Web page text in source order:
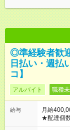
◎準経験者歓
日払い・週払
コ】
アルバイト 職種
給与
月給
★配達個
ど！ ・主要都市エリア 月収55万円／週5日稼働 月収65万~112